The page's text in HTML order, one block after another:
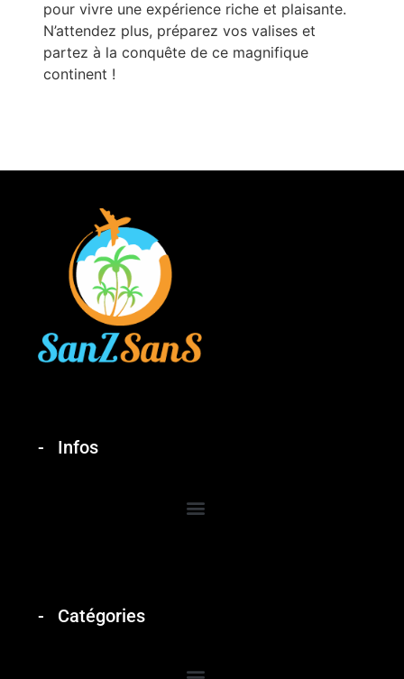
pour vivre une expérience riche et plaisante.
N’attendez plus, préparez vos valises et
partez à la conquête de ce magnifique
continent !
Infos
Catégories